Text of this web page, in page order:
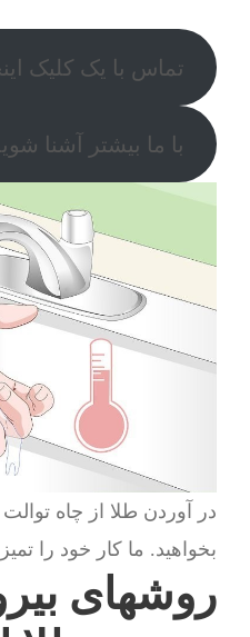
تماس با یک کلیک
با ما بیشتر آشنا
در آوردن طلا از چاه توالت
بخواهید. ما کار خود را
روشهای